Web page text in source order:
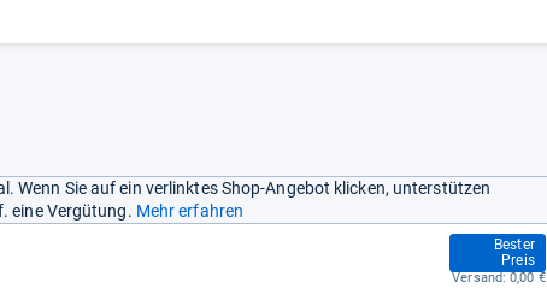
Wenn Sie auf ein verlinktes Shop-Angebot klicken, unterstützen
eine Vergütung. Mehr erfahren
Bester
Preis
269,99 €
Versand:0,00 €